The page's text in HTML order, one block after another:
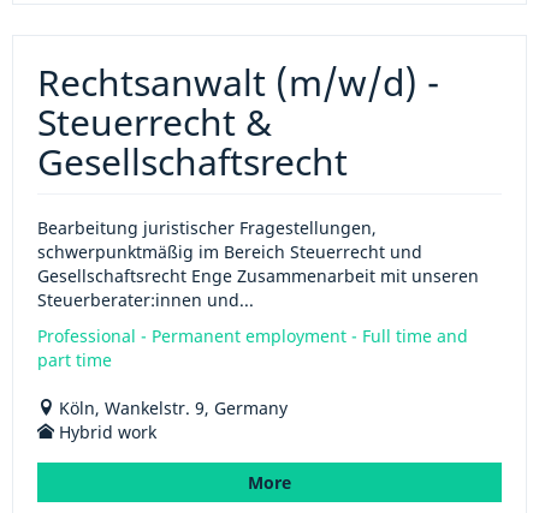
Rechtsanwalt (m/w/d) -
Steuerrecht &
Gesellschaftsrecht
Bearbeitung juristischer Fragestellungen,
schwerpunktmäßig im Bereich Steuerrecht und
Gesellschaftsrecht Enge Zusammenarbeit mit unseren
Steuerberater:innen und...
Professional - Permanent employment - Full time and
part time
Köln, Wankelstr. 9, Germany
Hybrid work
More